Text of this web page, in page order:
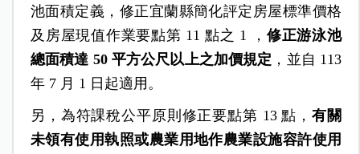
池面積定義，修正宜蘭縣簡化評定房屋標準價格
及房屋現值作業要點第 11 點之 1 ， 修正游泳池
總面積達 50 平方公尺以上之加價規定 ，並自 113
年 7 月 1 日起適用。
另，為符課稅公平原則修正要點第 13 點，有關
未領有使用執照或農業用地作農業設施容許使用